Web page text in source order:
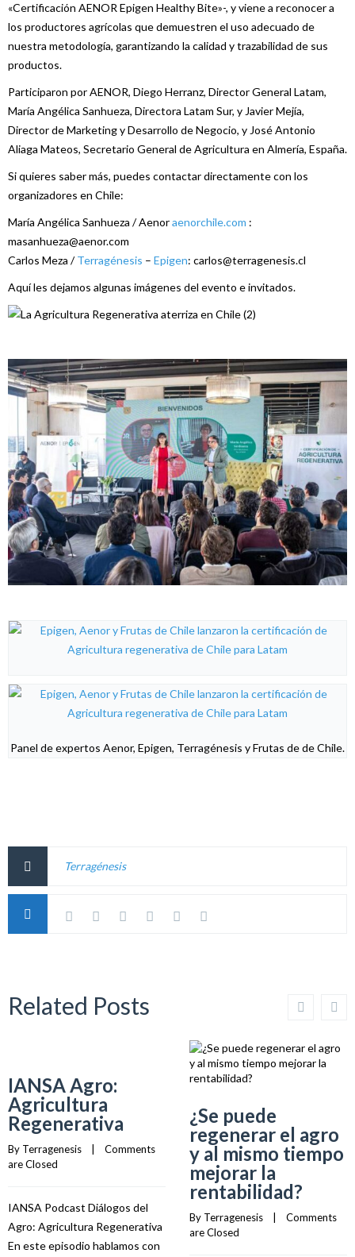
«Certificación AENOR Epigen Healthy Bite»-, y viene a reconocer a
los productores agrícolas que demuestren el uso adecuado de
nuestra metodología, garantizando la calidad y trazabilidad de sus
productos.
Participaron por AENOR, Diego Herranz, Director General Latam,
María Angélica Sanhueza, Directora Latam Sur, y Javier Mejía,
Director de Marketing y Desarrollo de Negocio, y José Antonio
Aliaga Mateos, Secretario General de Agricultura en Almería, España.
Si quieres saber más, puedes contactar directamente con los
organizadores en Chile:
María Angélica Sanhueza / Aenoraenorchile.com :
masanhueza@aenor.com
Carlos Meza /Terragénesis – Epigen: carlos@terragenesis.cl
Aquí les dejamos algunas imágenes del evento e invitados.
Panel de expertos Aenor, Epigen, Terragénesis y Frutas de de Chile.
Terragénesis
Related Posts
IANSA Agro:
Agricultura
Regenerativa
By Terragenesis
Comments
are Closed
IANSA Podcast Diálogos del
Agro: Agricultura Regenerativa
En este episodio hablamos con
¿Se puede
regenerar el agro
y al mismo tiempo
mejorar la
rentabilidad?
By Terragenesis
Comments
are Closed